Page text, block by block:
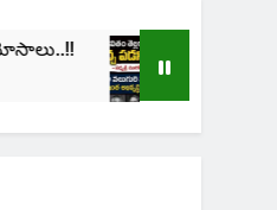
cinima: “నా
1 Month Ago